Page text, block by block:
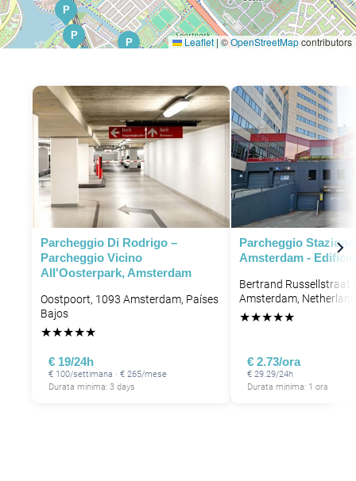
P
P
P
P
P
P
Leaflet |©OpenStreetMapcontributors
Parcheggio Di Rodrigo –
Parcheggio Vicino
All'Oosterpark, Amsterdam
Oostpoort, 1093 Amsterdam, Países
Bajos
★★★★★
€ 19/24h
€ 100/settimana · € 265/mese
Durata minima: 3 days
Parcheggio
Amsterdam -
Bertrand Russellstraat
Amsterdam,
★★★★★
€ 2.73/ora
€ 29.29/24h
Durata minima: 1 ora